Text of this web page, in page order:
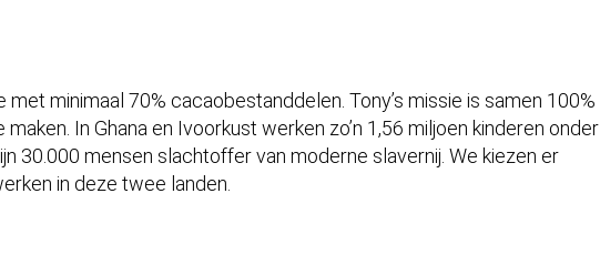
minimaal 70% cacaobestanddelen. Tony’s missie is samen 100%
In Ghana en Ivoorkust werken zo’n 1,56 miljoen kinderen onder
30.000 mensen slachtoffer van moderne slavernij. We kiezen er
in deze twee landen.